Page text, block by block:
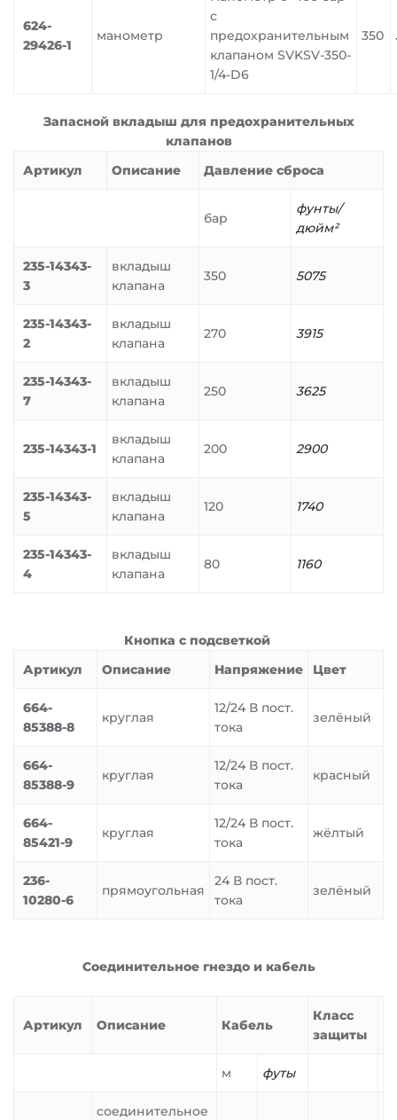
624-
29426-1
манометр
с
предохранительным
клапаном SVKSV-350-
1/4-D6
350
Запасной вкладыш для предохранительных
клапанов
Артикул
Описание Давление сброса
бар
фунты/
дюйм²
235-14343-
3
вкладыш
клапана
350 5075
235-14343-
2
вкладыш
клапана
270 3915
235-14343-
7
вкладыш
клапана
250 3625
235-14343-1
вкладыш
клапана
200 2900
235-14343-
5
вкладыш
клапана
120 1740
235-14343-
4
вкладыш
клапана
80 1160
Кнопка с подсветкой
Артикул
Описание Напряжение Цвет
664-
85388-8
круглая
12/24 В пост.
тока
зелёный
664-
85388-9
круглая
12/24 В пост.
тока
красный
664-
85421-9
круглая
12/24 В пост.
тока
жёлтый
236-
10280-6
прямоугольная
24 В пост.
тока
зелёный
Соединительное гнездо и кабель
Артикул Описание Кабель
Класс
защиты
м футы
соединительное